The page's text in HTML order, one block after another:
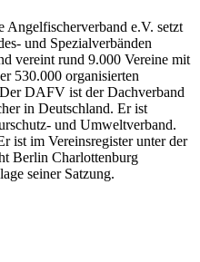
Angelfischerverband e.V. setzt
und Spezialverbänden
vereint rund 9.000 Vereine mit
530.000 organisierten
DAFV ist der Dachverband
in Deutschland. Er ist
und Umweltverband.
ist im Vereinsregister unter der
Berlin Charlottenburg
seiner Satzung.